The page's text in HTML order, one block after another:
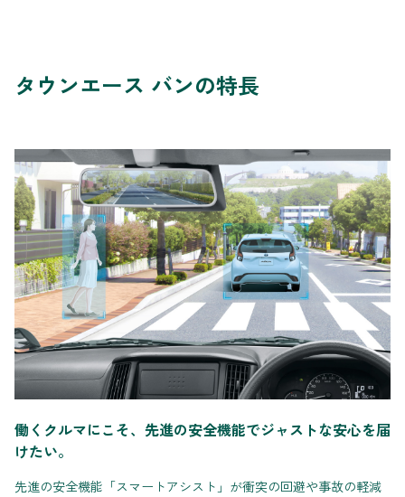
タウンエース バンの特長
働くクルマにこそ、先進の安全機能でジャストな安心を届
けたい。
先進の安全機能「スマートアシスト」が衝突の回避や事故の軽減